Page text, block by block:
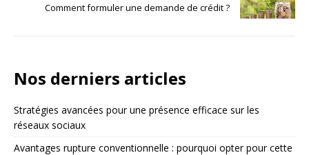
Comment formuler une demande de crédit ?
Nos derniers articles
Stratégies avancées pour une présence efficace sur les
réseaux sociaux
Avantages rupture conventionnelle : pourquoi opter pour cette